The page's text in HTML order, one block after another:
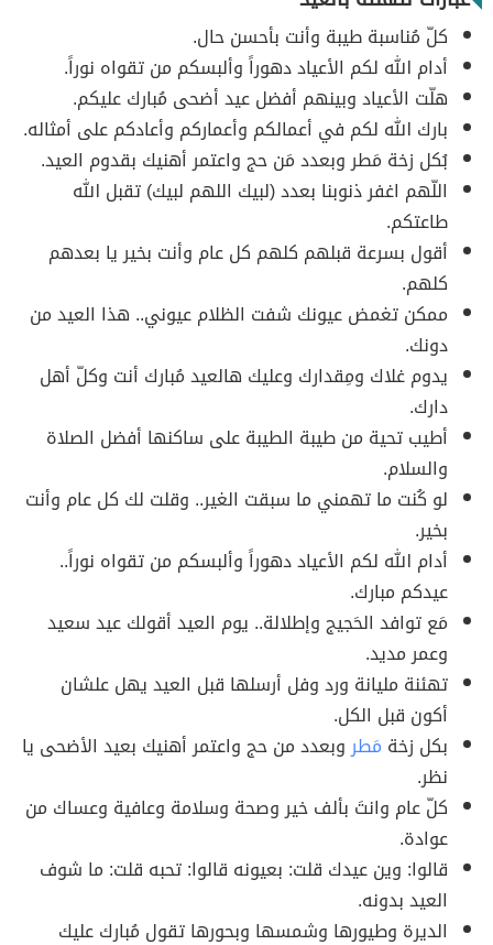
كلّ مُناسبة طيبة وأنت بأحسن حال.
أدام الله لكم الأعياد دهوراً وألبسكم من تقواه نوراً.
هلّت الأعياد وبينهم أفضل عيد أضحى مُبارك عليكم.
بارك الله لكم في أعمالكم وأعماركم وأعادكم على أمثاله.
بُكل زخة مَطر وبعدد مَن حج واعتمر أهنيك بقدوم العيد.
اللّهم اغفر ذنوبنا بعدد (لبيك اللهم لبيك) تقبل الله
طاعتكم.
أقول بسرعة قبلهم كلهم كل عام وأنت بخير يا بعدهم
كلهم.
ممكن تغمض عيونك شفت الظلام عيوني.. هذا العيد من
دونك.
يدوم غلاك ومِقدارك وعليك هالعيد مُبارك أنت وكلّ أهل
دارك.
أطيب تحية من طيبة الطيبة على ساكنها أفضل الصلاة
والسلام.
لو كُنت ما تهمني ما سبقت الغير.. وقلت لك كل عام وأنت
بخير.
أدام الله لكم الأعياد دهوراً وألبسكم من تقواه نوراً..
عيدكم مبارك.
مَع توافد الحَجيج وإطلالة.. يوم العيد أقولك عيد سعيد
وعمر مديد.
تهئنة مليانة ورد وفل أرسلها قبل العيد يهل علشان
أكون قبل الكل.
بكل زخة مَطروبعدد من حج واعتمر أهنيك بعيد الأضحى يا
نظر.
كلّ عام وانتَ بألف خير وصحة وسلامة وعافية وعساك من
عوادة.
قالوا: وين عيدك قلت: بعيونه قالوا: تحبه قلت: ما شوف
العيد بدونه.
الديرة وطيورها وشمسها وبحورها تقول مُبارك عليك